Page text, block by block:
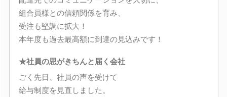
組合員様との信頼関係を育み、
受注も堅調に拡大！
本年度も過去最高額に到達の見込みです！
★社員の思がきちんと届く会社
ごく先日、社員の声を受けて
給与制度を見直しました。